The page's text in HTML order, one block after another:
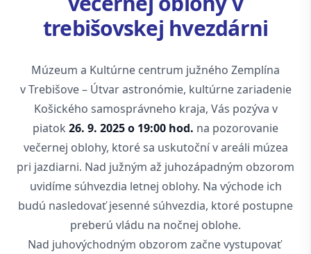
trebišovskej hvezdárni
Múzeum a Kultúrne centrum južného Zemplína
v Trebišove – Útvar astronómie, kultúrne zariadenie
Košického samosprávneho kraja, Vás pozýva v
piatok 26. 9. 2025 o 19:00 hod. na pozorovanie
večernej oblohy, ktoré sa uskutoční v areáli múzea
pri jazdiarni. Nad južným až juhozápadným obzorom
uvidíme súhvezdia letnej oblohy. Na východe ich
budú nasledovať jesenné súhvezdia, ktoré postupne
preberú vládu na nočnej oblohe.
Nad juhovýchodným obzorom začne vystupovať